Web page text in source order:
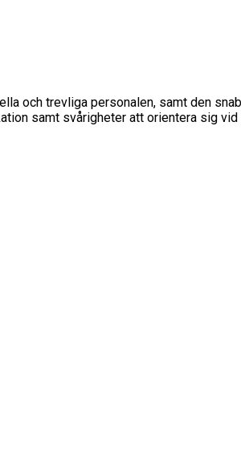
och trevliga personalen, samt den
samt svårigheter att orientera sig vid